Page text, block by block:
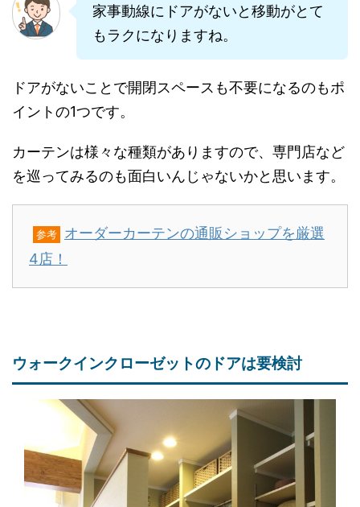
家事動線にドアがないと移動がとて
もラクになりますね。
ドアがないことで開閉スペースも不要になるのもポ
イントの1つです。
カーテンは様々な種類がありますので、専門店など
を巡ってみるのも面白いんじゃないかと思います。
参考
オーダーカーテンの通販ショップを厳選
4店！
ウォークインクローゼットのドアは要検討